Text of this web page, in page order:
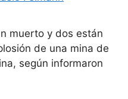
muerto y dos están
de una mina de
según informaron